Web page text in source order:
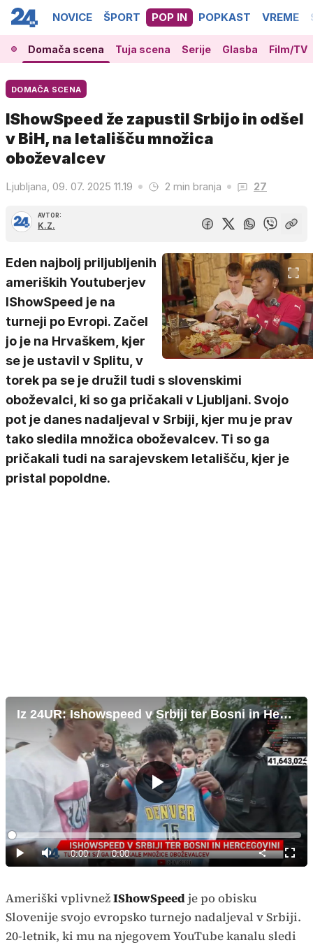
NOVICE ŠPORT POP IN POPKAST VREME
Domača scena Tuja scena Serije Glasba Film/TV
DOMAČA SCENA
IShowSpeed že zapustil Srbijo in odšel
v BiH, na letališču množica
oboževalcev
Ljubljana, 09. 07. 2025 11.19 2 min branja 27
AVTOR:
K.Z.
Eden najbolj priljubljenih
ameriških Youtuberjev
IShowSpeed je na
turneji po Evropi. Začel
jo je na Hrvaškem, kjer
se je ustavil v Splitu, v
torek pa se je družil tudi s slovenskimi
oboževalci, ki so ga pričakali v Ljubljani. Svojo
pot je danes nadaljeval v Srbiji, kjer mu je prav
tako sledila množica oboževalcev. Ti so ga
pričakali tudi na sarajevskem letališču, kjer je
pristal popoldne.
Iz 24UR: Ishowspeed v Srbiji ter Bosni in Hercegovini
Predvajaj
Predvajaj
Tiho Current
0:00 / Duration
0:00
Loaded:
0%
način
Ameriški vplivnežIShowSpeedje po obisku
Slovenije svojo evropsko turnejo nadaljeval v Srbiji.
20-letnik, ki mu na njegovem YouTube kanalu sledi